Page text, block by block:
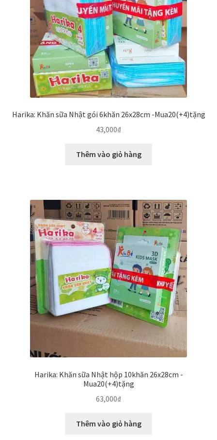
Harika: Khăn sữa Nhật gói 6khăn 26x28cm -Mua20(+4)tặng
43,000₫
Thêm vào giỏ hàng
Harika: Khăn sữa Nhật hộp 10khăn 26x28cm -
Mua20(+4)tặng
63,000₫
Thêm vào giỏ hàng